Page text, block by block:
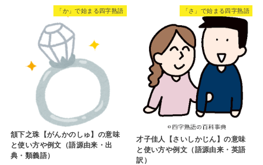
「か」で始まる四字熟語
頷下之珠【がんかのしゅ】の意味
と使い方や例文（語源由来・出
典・類義語）
「さ」で始まる四字熟語
才子佳人【さいしかじん】の意味
と使い方や例文（語源由来・英語
訳）